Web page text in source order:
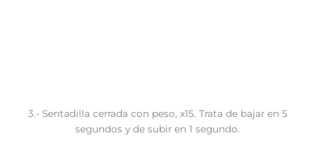
3.- Sentadilla cerrada con peso, x15. Trata de bajar en 5
segundos y de subir en 1 segundo.